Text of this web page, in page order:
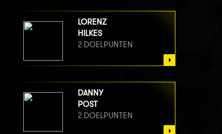
LORENZ
HILKES
2 DOELPUNTEN
DANNY
POST
2 DOELPUNTEN